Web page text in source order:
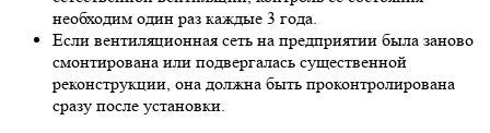
необходим один раз каждые 3 года.
Если вентиляционная сеть на предприятии была заново
смонтирована или подвергалась существенной
реконструкции, она должна быть проконтролирована
сразу после установки.